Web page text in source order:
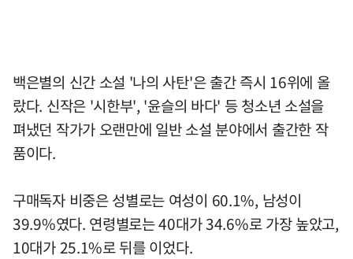
백은별의 신간 소설 '나의 사탄'은 출간 즉시 16위에 올
랐다. 신작은 '시한부', '윤슬의 바다' 등 청소년 소설을
펴냈던 작가가 오랜만에 일반 소설 분야에서 출간한 작
품이다.
구매독자 비중은 성별로는 여성이 60.1%, 남성이
39.9%였다. 연령별로는 40대가 34.6%로 가장 높았고,
10대가 25.1%로 뒤를 이었다.